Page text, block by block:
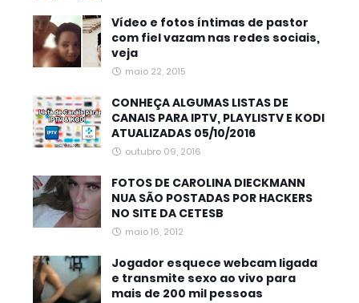
Vídeo e fotos íntimas de pastor
com fiel vazam nas redes sociais,
veja
maio 22, 2015
CONHEÇA ALGUMAS LISTAS DE
CANAIS PARA IPTV, PLAYLISTV E KODI
ATUALIZADAS 05/10/2016
outubro 09, 2016
FOTOS DE CAROLINA DIECKMANN
NUA SÃO POSTADAS POR HACKERS
NO SITE DA CETESB
maio 16, 2012
Jogador esquece webcam ligada
e transmite sexo ao vivo para
mais de 200 mil pessoas